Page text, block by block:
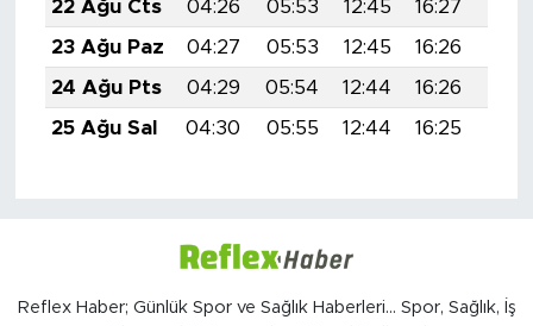
22 Ağu Cts
04:26 05:53 12:45 16:27
23 Ağu Paz
04:27 05:53 12:45 16:26
24 Ağu Pts
04:29 05:54 12:44 16:26
25 Ağu Sal
04:30 05:55 12:44 16:25
Reflex Haber; Günlük Spor ve Sağlık Haberleri... Spor, Sağlık, İş